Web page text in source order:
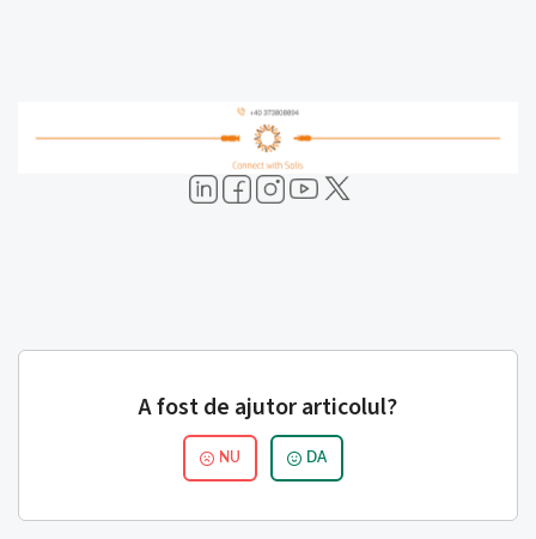
A fost de ajutor articolul?
NU DA